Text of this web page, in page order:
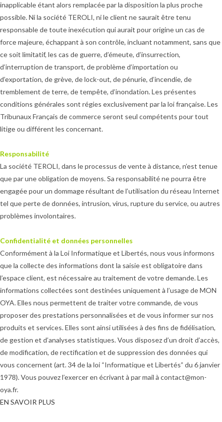
inapplicable étant alors remplacée par la disposition la plus proche
possible. Ni la société TEROLI, ni le client ne saurait être tenu
responsable de toute inexécution qui aurait pour origine un cas de
force majeure, échappant à son contrôle, incluant notamment, sans que
ce soit limitatif, les cas de guerre, d’émeute, d’insurrection,
d’interruption de transport, de problème d’importation ou
d’exportation, de grève, de lock-out, de pénurie, d’incendie, de
tremblement de terre, de tempête, d’inondation. Les présentes
conditions générales sont régies exclusivement par la loi française. Les
Tribunaux Français de commerce seront seul compétents pour tout
litige ou différent les concernant.
Responsabilité
La société TEROLI, dans le processus de vente à distance, n’est tenue
que par une obligation de moyens. Sa responsabilité ne pourra être
engagée pour un dommage résultant de l’utilisation du réseau Internet
tel que perte de données, intrusion, virus, rupture du service, ou autres
problèmes involontaires.
Confidentialité et données personnelles
Conformément à la Loi Informatique et Libertés, nous vous informons
que la collecte des informations dont la saisie est obligatoire dans
l’espace client, est nécessaire au traitement de votre demande. Les
informations collectées sont destinées uniquement à l’usage de MON
OYA. Elles nous permettent de traiter votre commande, de vous
proposer des prestations personnalisées et de vous informer sur nos
produits et services. Elles sont ainsi utilisées à des fins de fidélisation,
de gestion et d’analyses statistiques. Vous disposez d’un droit d’accès,
de modification, de rectification et de suppression des données qui
vous concernent (art. 34 de la loi “Informatique et Libertés” du 6 janvier
1978). Vous pouvez l’exercer en écrivant à par mail à contact@mon-
oya.fr.
EN SAVOIR PLUS